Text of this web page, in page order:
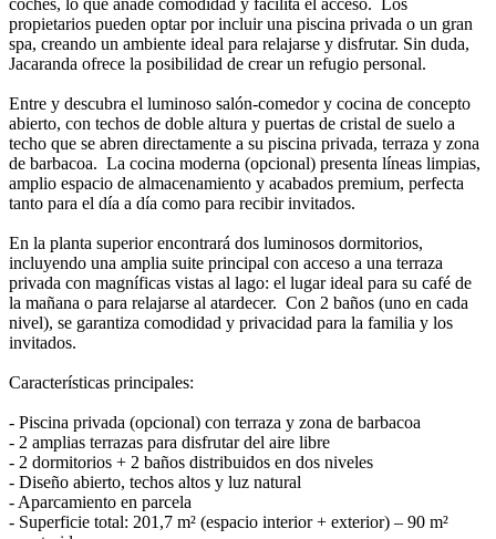
coches, lo que añade comodidad y facilita el acceso. Los
propietarios pueden optar por incluir una piscina privada o un gran
spa, creando un ambiente ideal para relajarse y disfrutar. Sin duda,
Jacaranda ofrece la posibilidad de crear un refugio personal.
Entre y descubra el luminoso salón-comedor y cocina de concepto
abierto, con techos de doble altura y puertas de cristal de suelo a
techo que se abren directamente a su piscina privada, terraza y zona
de barbacoa. La cocina moderna (opcional) presenta líneas limpias,
amplio espacio de almacenamiento y acabados premium, perfecta
tanto para el día a día como para recibir invitados.
En la planta superior encontrará dos luminosos dormitorios,
incluyendo una amplia suite principal con acceso a una terraza
privada con magníficas vistas al lago: el lugar ideal para su café de
la mañana o para relajarse al atardecer. Con 2 baños (uno en cada
nivel), se garantiza comodidad y privacidad para la familia y los
invitados.
Características principales:
- Piscina privada (opcional) con terraza y zona de barbacoa
- 2 amplias terrazas para disfrutar del aire libre
- 2 dormitorios + 2 baños distribuidos en dos niveles
- Diseño abierto, techos altos y luz natural
- Aparcamiento en parcela
- Superficie total: 201,7 m² (espacio interior + exterior) – 90 m²